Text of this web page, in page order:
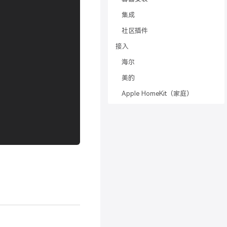
集成
社区插件
接入
海尔
美的
Apple HomeKit（家庭）